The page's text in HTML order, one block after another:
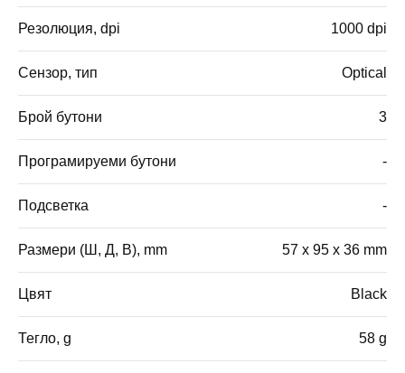
Резолюция, dpi 1000 dpi
Сензор, тип Optical
Брой бутони 3
Програмируеми бутони -
Подсветка -
Размери (Ш, Д, В), mm 57 x 95 x 36 mm
Цвят Black
Тегло, g 58 g